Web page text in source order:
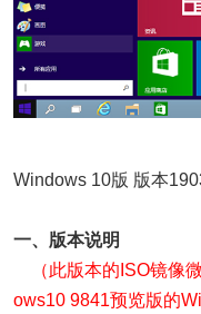
Windows 10版 版本
一、版本说明
（此版本的 ISO镜像
ows10 9841预览版的